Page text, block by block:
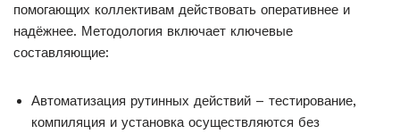
помогающих коллективам действовать оперативнее и
надёжнее. Методология включает ключевые
составляющие:
Автоматизация рутинных действий – тестирование,
компиляция и установка осуществляются без